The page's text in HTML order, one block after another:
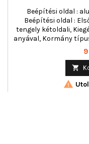
Beépítési oldal :
Beépítési oldal :
tengely kétoldali,
anyával, Kormány
:
Ár

